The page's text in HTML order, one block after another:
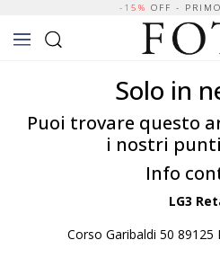
-15% OFF -
Solo in
Puoi trovare questo
i nostri
Info
LG3
Corso Garibaldi 50 89125